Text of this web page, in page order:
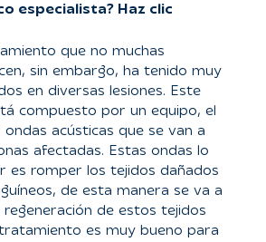
especialista? Haz clic
que no muchas
sin embargo, ha tenido muy
en diversas lesiones. Este
compuesto por un equipo, el
acústicas que se van a
afectadas. Estas ondas lo
es romper los tejidos dañados
de esta manera se va a
de estos tejidos
es muy bueno para